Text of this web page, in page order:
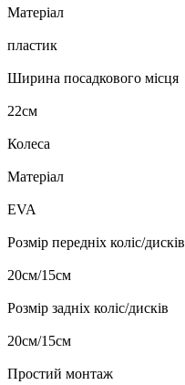
Матеріал
пластик
Ширина посадкового місця
22см
Колеса
Матеріал
EVA
Розмір передніх коліс/дисків
20см/15см
Розмір задніх коліс/дисків
20см/15см
Простий монтаж